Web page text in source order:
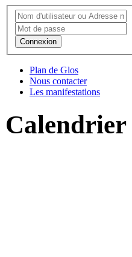
Connexion
Plan de Glos
Nous contacter
Les manifestations
Calendrier